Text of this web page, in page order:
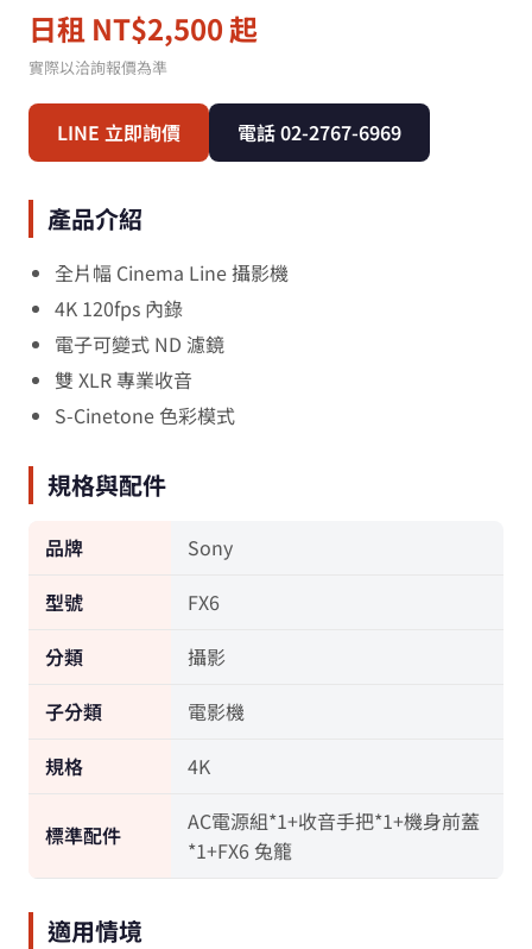
日租 NT$2,500 起
實際以洽詢報價為準
LINE 立即詢價 電話 02-2767-6969
產品介紹
全片幅 Cinema Line 攝影機
4K 120fps 內錄
電子可變式 ND 濾鏡
雙 XLR 專業收音
S-Cinetone 色彩模式
規格與配件
品牌
Sony
型號
FX6
分類
攝影
子分類
電影機
規格
4K
標準配件
AC電源組*1+收音手把*1+機身前蓋
*1+FX6 兔籠
適用情境